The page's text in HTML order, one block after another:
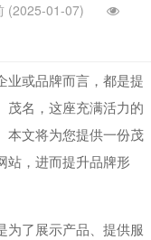
(2025-01-07)
业或品牌而言，都是提
茂名，这座充满活力的
本文将为您提供一份茂
站，进而提升品牌形
为了展示产品、提供服